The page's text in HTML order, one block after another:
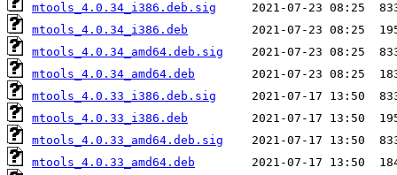
mtools_4.0.34_i386.deb.sig
mtools_4.0.34_i386.deb
mtools_4.0.34_amd64.deb.sig
mtools_4.0.34_amd64.deb
mtools_4.0.33_i386.deb.sig
mtools_4.0.33_i386.deb
mtools_4.0.33_amd64.deb.sig
mtools_4.0.33_amd64.deb